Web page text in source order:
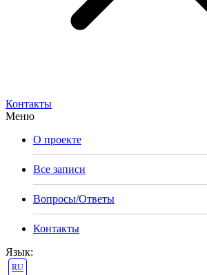
Контакты
Меню
О проекте
Все записи
Вопросы/Ответы
Контакты
Язык:
RU